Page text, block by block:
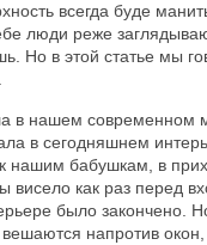
всегда буде
люди реже
Но в этой статье мы
в нашем современном
в сегодняшнем
нашим бабушкам, в
как раз перед
было закончено.
напротив